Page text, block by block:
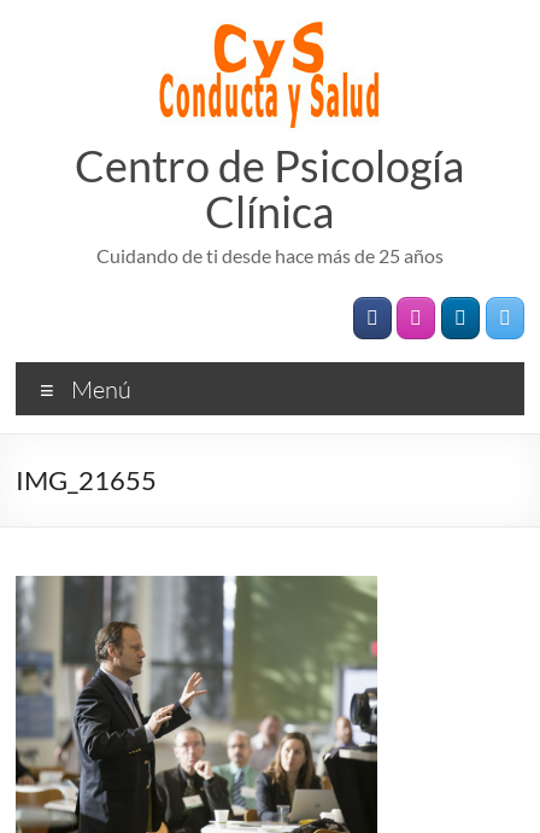
Centro de Psicología
Clínica
Cuidando de ti desde hace más de 25 años
Menú
IMG_21655